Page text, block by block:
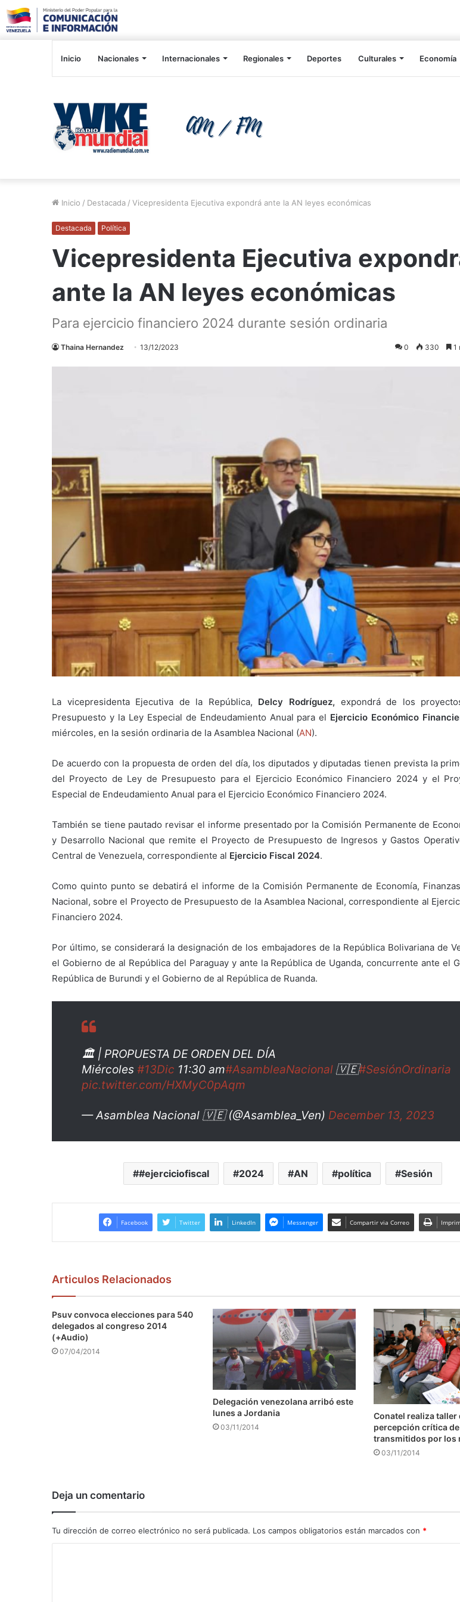
Inicio Nacionales Internacionales Regionales Deportes Culturales Economía
Inicio / Destacada / Vicepresidenta Ejecutiva expondrá ante la AN leyes económicas
Destacada Política
Vicepresidenta Ejecutiva
ante la AN leyes económicas
Para ejercicio financiero 2024 durante sesión ordinaria
Thaina Hernandez 13/12/2023 0 330 1
La vicepresidenta Ejecutiva de la República, Delcy Rodríguez, expondrá de los
Presupuesto y la Ley Especial de Endeudamiento Anual para el Ejercicio Económico
miércoles, en la sesión ordinaria de la Asamblea Nacional (AN).
De acuerdo con la propuesta de orden del día, los diputados y diputadas tienen prevista la
del Proyecto de Ley de Presupuesto para el Ejercicio Económico Financiero 2024 y el
Especial de Endeudamiento Anual para el Ejercicio Económico Financiero 2024.
También se tiene pautado revisar el informe presentado por la Comisión Permanente de
y Desarrollo Nacional que remite el Proyecto de Presupuesto de Ingresos y Gastos
Central de Venezuela, correspondiente al Ejercicio Fiscal 2024.
Como quinto punto se debatirá el informe de la Comisión Permanente de Economía,
Nacional, sobre el Proyecto de Presupuesto de la Asamblea Nacional, correspondiente al
Financiero 2024.
Por último, se considerará la designación de los embajadores de la República Bolivariana de
el Gobierno de al República del Paraguay y ante la República de Uganda, concurrente ante el
República de Burundi y el Gobierno de al República de Ruanda.
🏛 | PROPUESTA DE ORDEN DEL DÍA
Miércoles #13Dic 11:30 am#AsambleaNacional 🇻🇪#SesiónOrdinaria
pic.twitter.com/HXMyC0pAqm
— Asamblea Nacional 🇻🇪 (@Asamblea_Ven) December 13, 2023
#ejerciciofiscal 2024 AN política Sesión
Facebook Twitter LinkedIn Messenger Compartir via Correo
Articulos Relacionados
Psuv convoca elecciones para 540
delegados al congreso 2014
(+Audio)
07/04/2014
Delegación venezolana arribó este
lunes a Jordania
03/11/2014
Conatel realiza taller
percepción crítica
transmitidos por los
03/11/2014
Deja un comentario
Tu dirección de correo electrónico no será publicada. Los campos obligatorios están marcados con *